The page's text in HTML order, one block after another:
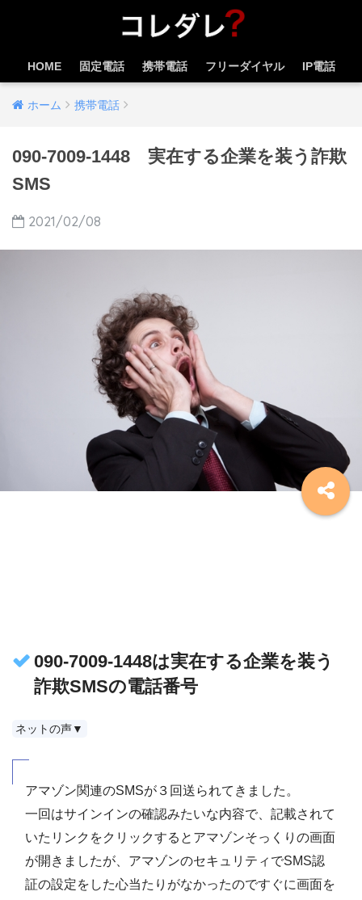
HOME 固定電話 携帯電話 フリーダイヤル IP電話
ホーム 携帯電話
090-7009-1448 実在する企業を装う詐欺
SMS
2021/02/08
090-7009-1448は実在する企業を装う
詐欺SMSの電話番号
ネットの声▼
アマゾン関連のSMSが３回送られてきました。
一回はサインインの確認みたいな内容で、記載されて
いたリンクをクリックするとアマゾンそっくりの画面
が開きましたが、アマゾンのセキュリティでSMS認
証の設定をした心当たりがなかったのですぐに画面を